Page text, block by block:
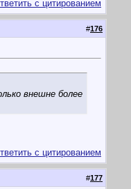
#176
внешне более
#177